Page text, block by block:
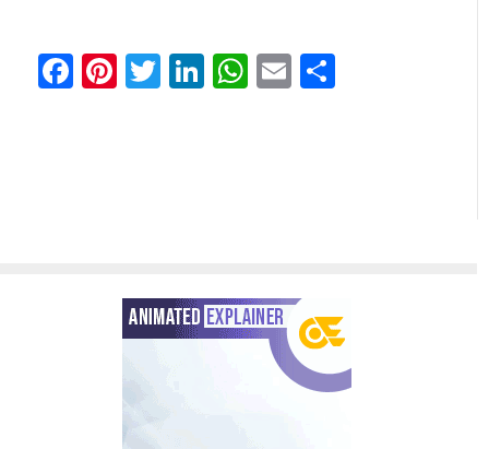
Facebook
Pinterest
Twitter
LinkedIn
WhatsApp
Email